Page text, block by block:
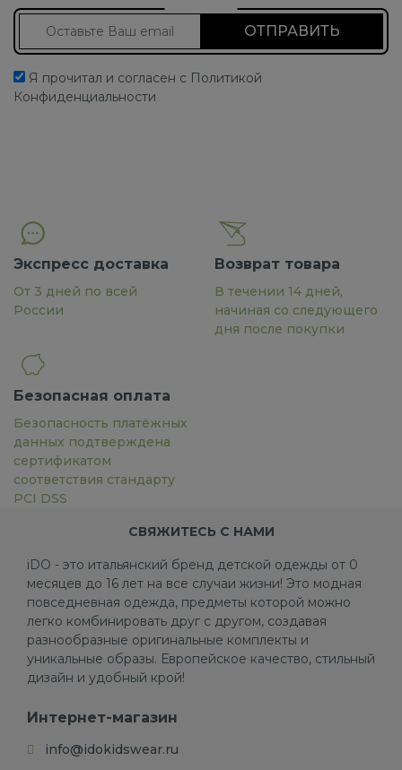
Я прочитал и согласен с Политикой
Конфиденциальности
Экспресс доставка
От 3 дней по всей
России
Возврат товара
В течении 14 дней,
начиная со следующего
дня после покупки
Безопасная оплата
Безопасность платёжных
данных подтверждена
сертификатом
соответствия стандарту
PCI DSS
СВЯЖИТЕСЬ С НАМИ
iDO - это итальянский бренд детской одежды от 0
месяцев до 16 лет на все случаи жизни! Это модная
повседневная одежда, предметы которой можно
легко комбинировать друг с другом, создавая
разнообразные оригинальные комплекты и
уникальные образы. Европейское качество, стильный
дизайн и удобный крой!
Интернет-магазин
info@idokidswear.ru